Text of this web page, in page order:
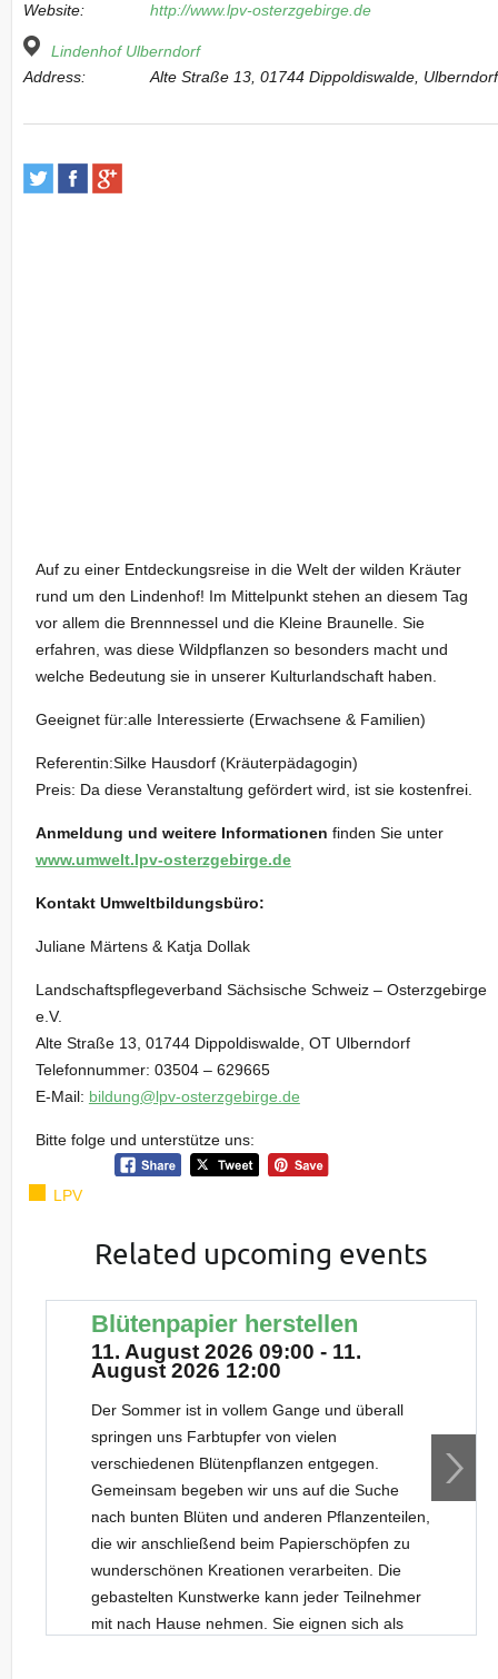
Website:
http://www.lpv-osterzgebirge.de
Lindenhof Ulberndorf
Address:
Alte Straße 13, 01744 Dippoldiswalde, Ulberndorf
Auf zu einer Entdeckungsreise in die Welt der wilden Kräuter
rund um den Lindenhof! Im Mittelpunkt stehen an diesem Tag
vor allem die Brennnessel und die Kleine Braunelle. Sie
erfahren, was diese Wildpflanzen so besonders macht und
welche Bedeutung sie in unserer Kulturlandschaft haben.
Geeignet für:alle Interessierte (Erwachsene & Familien)
Referentin:Silke Hausdorf (Kräuterpädagogin)
Preis: Da diese Veranstaltung gefördert wird, ist sie kostenfrei.
Anmeldung und weitere Informationen finden Sie unter
www.umwelt.lpv-osterzgebirge.de
Kontakt Umweltbildungsbüro:
Juliane Märtens & Katja Dollak
Landschaftspflegeverband Sächsische Schweiz – Osterzgebirge
e.V.
Alte Straße 13, 01744 Dippoldiswalde, OT Ulberndorf
Telefonnummer: 03504 – 629665
E-Mail: bildung@lpv-osterzgebirge.de
Bitte folge und unterstütze uns:
LPV
Related upcoming events
Blütenpapier herstellen
11. August 2026 09:00 - 11.
August 2026 12:00
Der Sommer ist in vollem Gange und überall
springen uns Farbtupfer von vielen
verschiedenen Blütenpflanzen entgegen.
Gemeinsam begeben wir uns auf die Suche
nach bunten Blüten und anderen Pflanzenteilen,
die wir anschließend beim Papierschöpfen zu
wunderschönen Kreationen verarbeiten. Die
gebastelten Kunstwerke kann jeder Teilnehmer
mit nach Hause nehmen. Sie eignen sich als